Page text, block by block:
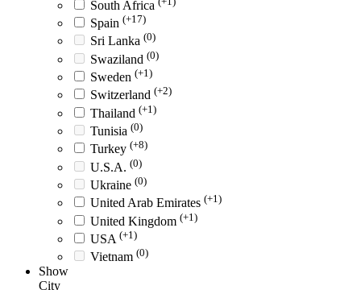
South Africa
Spain (+17)
Sri Lanka (0)
Swaziland (0)
Sweden (+1)
Switzerland (+2)
Thailand (+1)
Tunisia (0)
Turkey (+8)
U.S.A. (0)
Ukraine (0)
United Arab Emirates (+1)
United Kingdom (+1)
USA (+1)
Vietnam (0)
Show
City